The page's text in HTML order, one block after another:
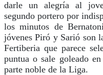
darle un alegría al
segundo portero por
los minutos de
jóvenes Piró y Sarió son
Fertiberia que parece
puntua o sale goleado
parte noble de la Liga.